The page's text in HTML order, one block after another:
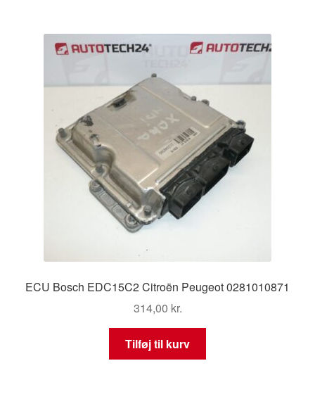
ECU Bosch EDC15C2 Citroën Peugeot 0281010871
314,00 kr.
Tilføj til kurv